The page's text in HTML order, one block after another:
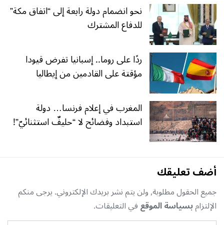
نحو انضمام دولة رابعة إلى “اتفاق مكة”
للدفاع المشترك
ردًا على روما.. إسبانيا تفرض قيودا
مؤقتة على القادمين من إيطاليا
المغرب في إعلام فرنسا… دولة
استبداد وفضائح لا “حليفٌ استثنائيّ”!
أضف تعليقك
جميع الحقول مطلوبة, ولن يتم نشر بريدك الإلكتروني. يرجى منكم
الإلتزامبسياسة الموقعفي التعليقات.